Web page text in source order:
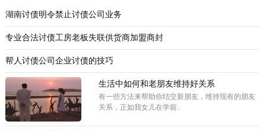
湖南讨债明令禁止讨债公司业务
专业合法讨债工房老板失联供货商加盟商封
帮人讨债公司企业讨债的技巧
生活中如何和老朋友维持好关系
有一些方法来帮助你结交新朋友，维持现有的朋友
关系，正如我女儿在学前..